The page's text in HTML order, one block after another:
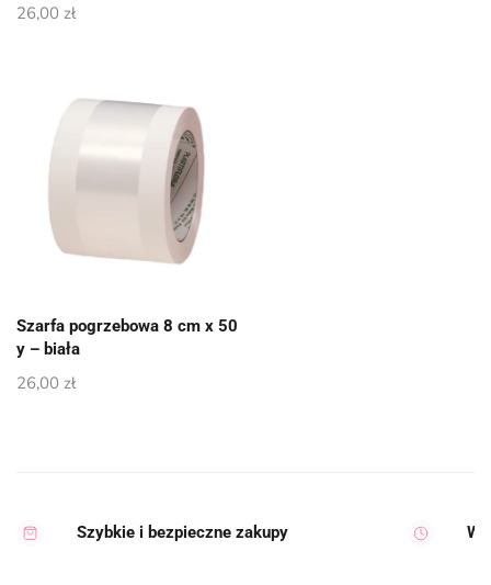
26,00 zł
Szarfa pogrzebowa 8 cm x 50
y – biała
26,00 zł
Szybkie i bezpieczne zakupy